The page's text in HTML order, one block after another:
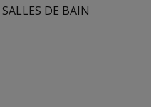
SALLES DE BAIN